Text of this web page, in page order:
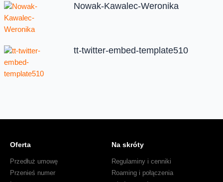
Nowak-Kawalec-Weronika
tt-twitter-embed-template510
Oferta
Przedłuż umowę
Przenieś numer
Na skróty
Regulaminy i cenniki
Roaming i połączenia